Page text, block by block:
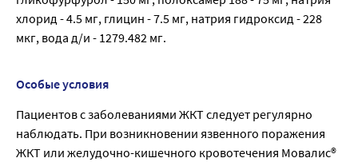
хлорид - 4.5 мг, глицин - 7.5 мг, натрия гидроксид - 228
мкг, вода д/и - 1279.482 мг.
Особые условия
Пациентов с заболеваниями ЖКТ следует регулярно
наблюдать. При возникновении язвенного поражения
ЖКТ или желудочно-кишечного кровотечения Мовалис®